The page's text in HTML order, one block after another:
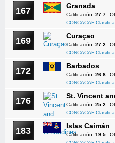
167 Granada
Calificación: 27.7
CONCACAF
169 Curaçao
Calificación: 27.2
CONCACAF
172 Barbados
Calificación: 26.8
CONCACAF
176 St. Vincent
Calificación: 25.2
CONCACAF
183 Islas Caimán
Calificación: 19.5